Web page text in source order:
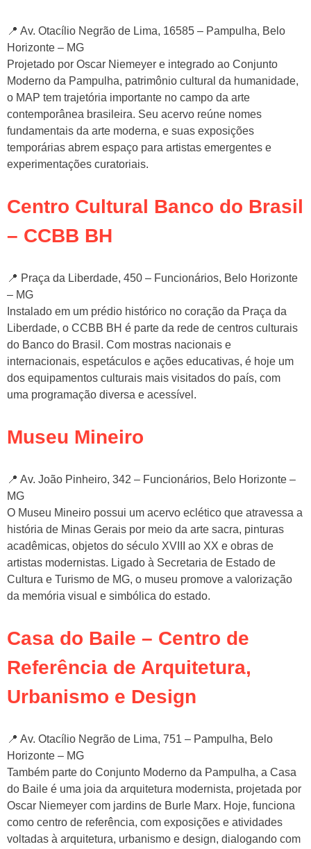
📍 Av. Otacílio Negrão de Lima, 16585 – Pampulha, Belo
Horizonte – MG
Projetado por Oscar Niemeyer e integrado ao Conjunto
Moderno da Pampulha, patrimônio cultural da humanidade,
o MAP tem trajetória importante no campo da arte
contemporânea brasileira. Seu acervo reúne nomes
fundamentais da arte moderna, e suas exposições
temporárias abrem espaço para artistas emergentes e
experimentações curatoriais.
Centro Cultural Banco do Brasil
– CCBB BH
📍 Praça da Liberdade, 450 – Funcionários, Belo Horizonte
– MG
Instalado em um prédio histórico no coração da Praça da
Liberdade, o CCBB BH é parte da rede de centros culturais
do Banco do Brasil. Com mostras nacionais e
internacionais, espetáculos e ações educativas, é hoje um
dos equipamentos culturais mais visitados do país, com
uma programação diversa e acessível.
Museu Mineiro
📍 Av. João Pinheiro, 342 – Funcionários, Belo Horizonte –
MG
O Museu Mineiro possui um acervo eclético que atravessa a
história de Minas Gerais por meio da arte sacra, pinturas
acadêmicas, objetos do século XVIII ao XX e obras de
artistas modernistas. Ligado à Secretaria de Estado de
Cultura e Turismo de MG, o museu promove a valorização
da memória visual e simbólica do estado.
Casa do Baile – Centro de
Referência de Arquitetura,
Urbanismo e Design
📍 Av. Otacílio Negrão de Lima, 751 – Pampulha, Belo
Horizonte – MG
Também parte do Conjunto Moderno da Pampulha, a Casa
do Baile é uma joia da arquitetura modernista, projetada por
Oscar Niemeyer com jardins de Burle Marx. Hoje, funciona
como centro de referência, com exposições e atividades
voltadas à arquitetura, urbanismo e design, dialogando com